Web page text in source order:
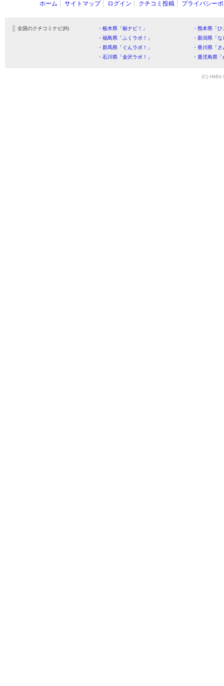
ホーム サイトマップ ログイン クチコミ投稿 プライバシー
全国のクチコミナビ(R) ・栃木県「栃ナビ！」
・熊本県「
・福島県「ふくラボ！」
・新潟県「
・群馬県「ぐんラボ！」
・香川県「
・石川県「金沢ラボ！」
・鹿児島県
(C) HitBit